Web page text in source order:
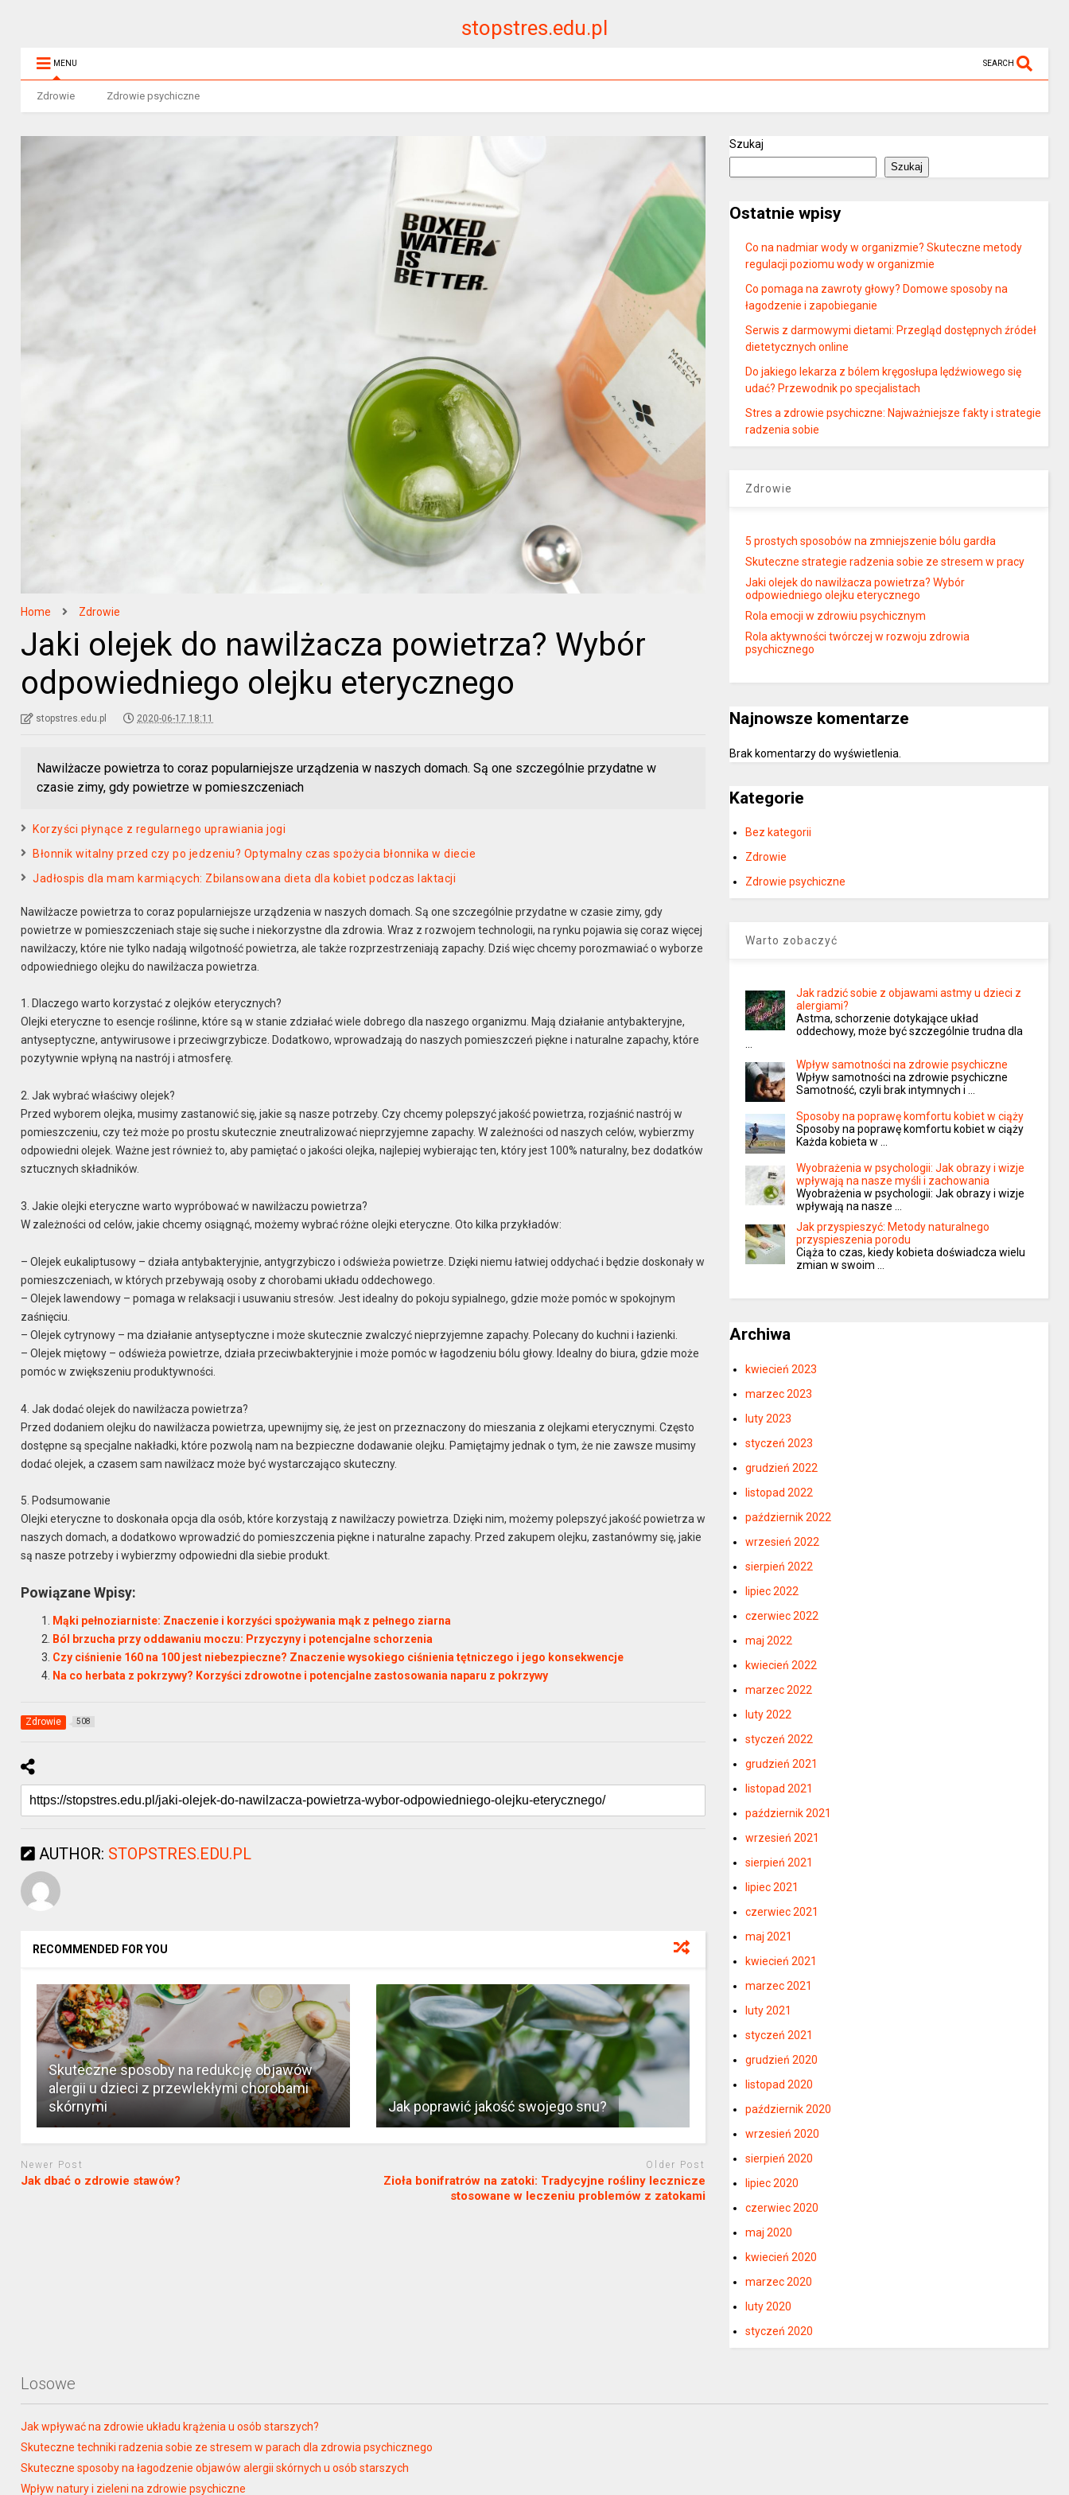
stopstres.edu.pl
MENU SEARCH
Zdrowie Zdrowie psychiczne
Home Zdrowie
Jaki olejek do nawilżacza powietrza? Wybór
odpowiedniego olejku eterycznego
stopstres.edu.pl 2020-06-17 18:11
Nawilżacze powietrza to coraz popularniejsze urządzenia w naszych domach. Są one szczególnie przydatne w
czasie zimy, gdy powietrze w pomieszczeniach
Korzyści płynące z regularnego uprawiania jogi
Błonnik witalny przed czy po jedzeniu? Optymalny czas spożycia błonnika w diecie
Jadłospis dla mam karmiących: Zbilansowana dieta dla kobiet podczas laktacji
Nawilżacze powietrza to coraz popularniejsze urządzenia w naszych domach. Są one szczególnie przydatne w czasie zimy, gdy
powietrze w pomieszczeniach staje się suche i niekorzystne dla zdrowia. Wraz z rozwojem technologii, na rynku pojawia się coraz więcej
nawilżaczy, które nie tylko nadają wilgotność powietrza, ale także rozprzestrzeniają zapachy. Dziś więc chcemy porozmawiać o wyborze
odpowiedniego olejku do nawilżacza powietrza.
1. Dlaczego warto korzystać z olejków eterycznych?
Olejki eteryczne to esencje roślinne, które są w stanie zdziałać wiele dobrego dla naszego organizmu. Mają działanie antybakteryjne,
antyseptyczne, antywirusowe i przeciwgrzybicze. Dodatkowo, wprowadzają do naszych pomieszczeń piękne i naturalne zapachy, które
pozytywnie wpłyną na nastrój i atmosferę.
2. Jak wybrać właściwy olejek?
Przed wyborem olejka, musimy zastanowić się, jakie są nasze potrzeby. Czy chcemy polepszyć jakość powietrza, rozjaśnić nastrój w
pomieszczeniu, czy też może po prostu skutecznie zneutralizować nieprzyjemne zapachy. W zależności od naszych celów, wybierzmy
odpowiedni olejek. Ważne jest również to, aby pamiętać o jakości olejka, najlepiej wybierając ten, który jest 100% naturalny, bez dodatków
sztucznych składników.
3. Jakie olejki eteryczne warto wypróbować w nawilżaczu powietrza?
W zależności od celów, jakie chcemy osiągnąć, możemy wybrać różne olejki eteryczne. Oto kilka przykładów:
– Olejek eukaliptusowy – działa antybakteryjnie, antygrzybiczo i odświeża powietrze. Dzięki niemu łatwiej oddychać i będzie doskonały w
pomieszczeniach, w których przebywają osoby z chorobami układu oddechowego.
– Olejek lawendowy – pomaga w relaksacji i usuwaniu stresów. Jest idealny do pokoju sypialnego, gdzie może pomóc w spokojnym
zaśnięciu.
– Olejek cytrynowy – ma działanie antyseptyczne i może skutecznie zwalczyć nieprzyjemne zapachy. Polecany do kuchni i łazienki.
– Olejek miętowy – odświeża powietrze, działa przeciwbakteryjnie i może pomóc w łagodzeniu bólu głowy. Idealny do biura, gdzie może
pomóc w zwiększeniu produktywności.
4. Jak dodać olejek do nawilżacza powietrza?
Przed dodaniem olejku do nawilżacza powietrza, upewnijmy się, że jest on przeznaczony do mieszania z olejkami eterycznymi. Często
dostępne są specjalne nakładki, które pozwolą nam na bezpieczne dodawanie olejku. Pamiętajmy jednak o tym, że nie zawsze musimy
dodać olejek, a czasem sam nawilżacz może być wystarczająco skuteczny.
5. Podsumowanie
Olejki eteryczne to doskonała opcja dla osób, które korzystają z nawilżaczy powietrza. Dzięki nim, możemy polepszyć jakość powietrza w
naszych domach, a dodatkowo wprowadzić do pomieszczenia piękne i naturalne zapachy. Przed zakupem olejku, zastanówmy się, jakie
są nasze potrzeby i wybierzmy odpowiedni dla siebie produkt.
Powiązane Wpisy:
Mąki pełnoziarniste: Znaczenie i korzyści spożywania mąk z pełnego ziarna
Ból brzucha przy oddawaniu moczu: Przyczyny i potencjalne schorzenia
Czy ciśnienie 160 na 100 jest niebezpieczne? Znaczenie wysokiego ciśnienia tętniczego i jego konsekwencje
Na co herbata z pokrzywy? Korzyści zdrowotne i potencjalne zastosowania naparu z pokrzywy
Zdrowie 508
AUTHOR: STOPSTRES.EDU.PL
RECOMMENDED FOR YOU
Skuteczne sposoby na redukcję objawów
alergii u dzieci z przewlekłymi chorobami
skórnymi
Jak poprawić jakość swojego snu?
Newer Post
Jak dbać o zdrowie stawów?
Older Post
Zioła bonifratrów na zatoki: Tradycyjne rośliny lecznicze
stosowane w leczeniu problemów z zatokami
Szukaj
Szukaj
Ostatnie wpisy
Co na nadmiar wody w organizmie? Skuteczne metody
regulacji poziomu wody w organizmie
Co pomaga na zawroty głowy? Domowe sposoby na
łagodzenie i zapobieganie
Serwis z darmowymi dietami: Przegląd dostępnych źródeł
dietetycznych online
Do jakiego lekarza z bólem kręgosłupa lędźwiowego się
udać? Przewodnik po specjalistach
Stres a zdrowie psychiczne: Najważniejsze fakty i strategie
radzenia sobie
Zdrowie
5 prostych sposobów na zmniejszenie bólu gardła
Skuteczne strategie radzenia sobie ze stresem w pracy
Jaki olejek do nawilżacza powietrza? Wybór
odpowiedniego olejku eterycznego
Rola emocji w zdrowiu psychicznym
Rola aktywności twórczej w rozwoju zdrowia
psychicznego
Najnowsze komentarze
Brak komentarzy do wyświetlenia.
Kategorie
Bez kategorii
Zdrowie
Zdrowie psychiczne
Warto zobaczyć
Jak radzić sobie z objawami astmy u dzieci z
alergiami?
Astma, schorzenie dotykające układ
oddechowy, może być szczególnie trudna dla
…
Wpływ samotności na zdrowie psychiczne
Wpływ samotności na zdrowie psychiczne
Samotność, czyli brak intymnych i …
Sposoby na poprawę komfortu kobiet w ciąży
Sposoby na poprawę komfortu kobiet w ciąży
Każda kobieta w …
Wyobrażenia w psychologii: Jak obrazy i wizje
wpływają na nasze myśli i zachowania
Wyobrażenia w psychologii: Jak obrazy i wizje
wpływają na nasze …
Jak przyspieszyć: Metody naturalnego
przyspieszenia porodu
Ciąża to czas, kiedy kobieta doświadcza wielu
zmian w swoim …
Archiwa
kwiecień 2023
marzec 2023
luty 2023
styczeń 2023
grudzień 2022
listopad 2022
październik 2022
wrzesień 2022
sierpień 2022
lipiec 2022
czerwiec 2022
maj 2022
kwiecień 2022
marzec 2022
luty 2022
styczeń 2022
grudzień 2021
listopad 2021
październik 2021
wrzesień 2021
sierpień 2021
lipiec 2021
czerwiec 2021
maj 2021
kwiecień 2021
marzec 2021
luty 2021
styczeń 2021
grudzień 2020
listopad 2020
październik 2020
wrzesień 2020
sierpień 2020
lipiec 2020
czerwiec 2020
maj 2020
kwiecień 2020
marzec 2020
luty 2020
styczeń 2020
Losowe
Jak wpływać na zdrowie układu krążenia u osób starszych?
Skuteczne techniki radzenia sobie ze stresem w parach dla zdrowia psychicznego
Skuteczne sposoby na łagodzenie objawów alergii skórnych u osób starszych
Wpływ natury i zieleni na zdrowie psychiczne